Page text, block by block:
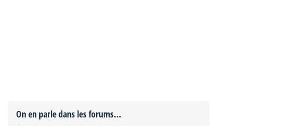
On en parle dans les forums...